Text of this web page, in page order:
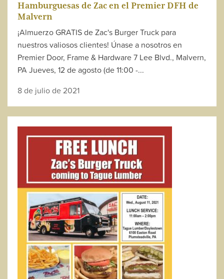
Hamburguesas de Zac en el Premier DFH de
Malvern
¡Almuerzo GRATIS de Zac's Burger Truck para
nuestros valiosos clientes! Únase a nosotros en
Premier Door, Frame & Hardware 7 Lee Blvd., Malvern,
PA Jueves, 12 de agosto (de 11:00 -...
8 de julio de 2021